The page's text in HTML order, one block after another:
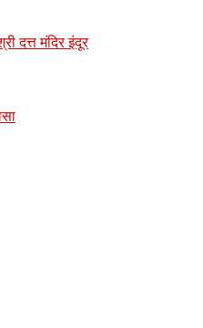
दत्त मंदिर इंदूर